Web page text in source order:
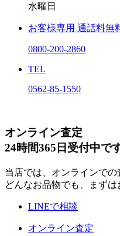
水曜日
お客様専用 通話料無
0800-200-2860
TEL
0562-85-1550
オンライン査定
24時間365日受付中で
当店では、オンラインでの
どんなお品物でも、まずは
LINEで相談
オンライン査定